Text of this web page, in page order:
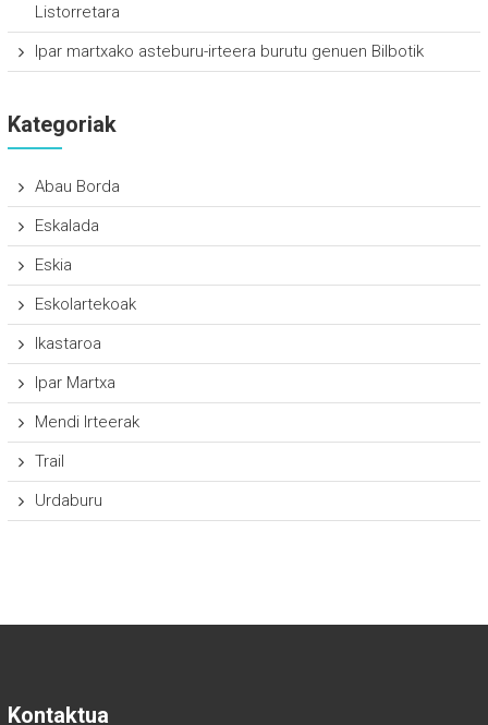
Listorretara
Ipar martxako asteburu-irteera burutu genuen Bilbotik
Kategoriak
Abau Borda
Eskalada
Eskia
Eskolartekoak
Ikastaroa
Ipar Martxa
Mendi Irteerak
Trail
Urdaburu
Kontaktua